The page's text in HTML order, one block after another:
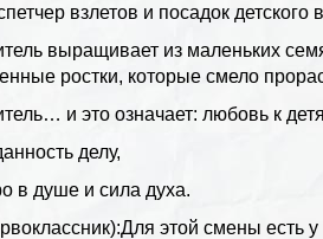
взлетов и посадок детского
выращивает из маленьких
ростки, которые смело
и это означает: любовь к
делу,
в душе и сила духа.
этой смены есть у